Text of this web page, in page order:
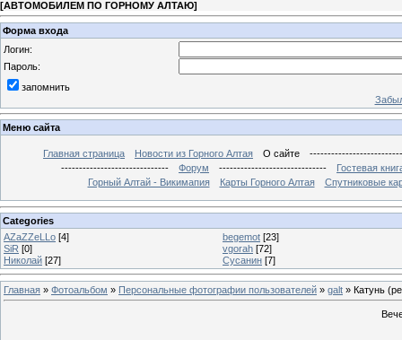
[АВТОМОБИЛЕМ ПО ГОРНОМУ АЛТАЮ]
Форма входа
Логин:
Пароль:
запомнить
Меню сайта
Главная страница Новости из Горного Алтая О сайте
------------------------------
Форум ------------------------------
Гостевая
Горный Алтай - Викимапия
Карты Горного Алтая Спутниковые
Categories
AZaZZeLLo [4] begemot [23]
SiR [0] vgorah [72]
Николай [27] Сусанин [7]
Главная » Фотоальбом » Персональные фотографии пользователей » galt » Катунь